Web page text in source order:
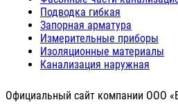
Подводка гибкая
Запорная арматура
Измерительные приборы
Изоляционные материалы
Канализация наружная
Официальный сайт компании ООО